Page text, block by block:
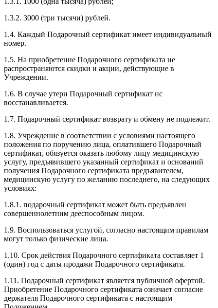
1.3.2. 3000 (три тысячи) рублей.
1.4. Каждый Подарочный сертификат имеет индивидуальный
номер.
1.5. На приобретение Подарочного сертификата не
распространяются скидки и акции, действующие в
Учреждении.
1.6. В случае утери Подарочный сертификат нс
восстанавливается.
1.7. Подарочный сертификат возврату и обмену не подлежит.
1.8. Учреждение в соответствии с условиями настоящего
положения по поручению лица, оплатившего Подарочный
сертификат, обязуется оказать любому лицу медицинскую
услугу, предъявившего указанный сертификат и оснований
получения Подарочного сертификата предъявителем,
медицинскую услугу по желанию последнего, на следующих
условиях:
1.8.1. подарочный сертификат может быть предъявлен
совершеннолетним дееспособным лицом.
1.9. Воспользоваться услугой, согласно настоящим правилам
могут только физические лица.
1.10. Срок действия Подарочного сертификата составляет 1
(один) год с даты продажи Подарочного сертификата.
1.11. Подарочный сертификат является публичной офертой.
Приобретение Подарочного сертификата означает согласие
держателя Подарочного сертификата с настоящим